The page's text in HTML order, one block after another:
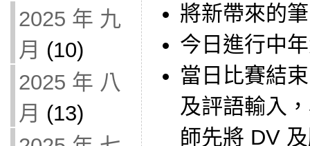
2025 年 九
月 (10)
2025 年 八
月 (13)
將新帶來的
今日進行中
當日比賽結
及評語輸入
師先將 DV